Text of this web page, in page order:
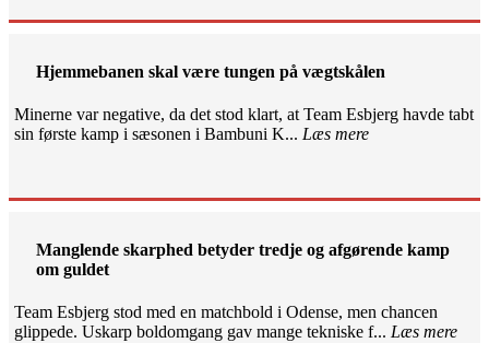
Hjemmebanen skal være tungen på vægtskålen
Minerne var negative, da det stod klart, at Team Esbjerg havde tabt
sin første kamp i sæsonen i Bambuni K... Læs mere
Manglende skarphed betyder tredje og afgørende kamp
om guldet
Team Esbjerg stod med en matchbold i Odense, men chancen
glippede. Uskarp boldomgang gav mange tekniske f... Læs mere